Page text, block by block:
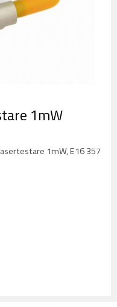
1mW
1mW, E16 357